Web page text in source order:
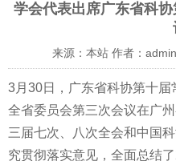
学会代表出席广东省科
来源：本站 作者：admin
3月30日，广东省科协第十
全省委员会第三次会议在广
三届七次、八次全会和中国
究贯彻落实意见，全面总结